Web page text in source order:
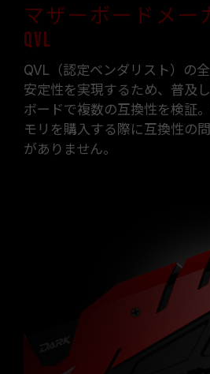
トしているかをご確認くださ
場合、メモリは指定のオーバ
達しない可能性があります。
TEAMGROUPのメモリモジ
囲内でテストされています
セッサの故障が発生した場合
元のアフターサービスにお問
マザーボードメー
QVL
QVL（認定ベンダリスト）の
安定性を実現するため、普及
ボードで複数の互換性を検証
モリを購入する際に互換性の
がありません。